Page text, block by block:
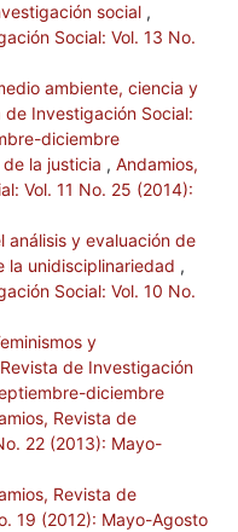
social ,
Social: Vol. 13 No.
ambiente, ciencia y
de Investigación Social:
diciembre
la justicia , Andamios,
Vol. 11 No. 25 (2014):
análisis y evaluación de
la unidisciplinariedad ,
Social: Vol. 10 No.
y
de Investigación
diciembre
Revista de
22 (2013): Mayo-
Revista de
19 (2012): Mayo-Agosto